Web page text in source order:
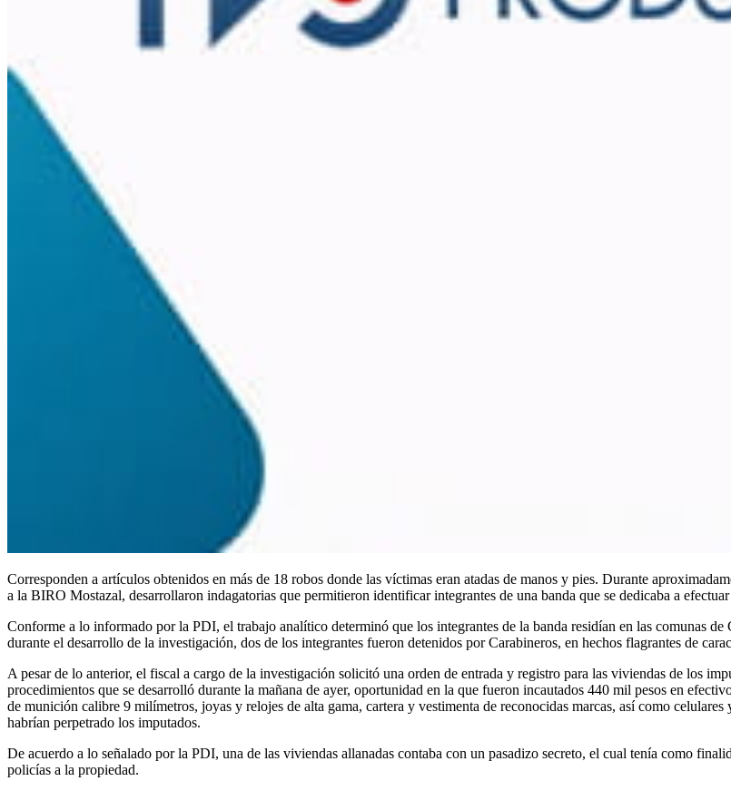
Corresponden a artículos obtenidos en más de 18 robos donde las víctimas eran atadas de manos y pies. Durante
a la BIRO Mostazal, desarrollaron indagatorias que permitieron identificar integrantes de una banda que se dedicaba a
Conforme a lo informado por la PDI, el trabajo analítico determinó que los integrantes de la banda residían en las comunas
durante el desarrollo de la investigación, dos de los integrantes fueron detenidos por Carabineros, en hechos flagrantes de
A pesar de lo anterior, el fiscal a cargo de la investigación solicitó una orden de entrada y registro para las viviendas de los
procedimientos que se desarrolló durante la mañana de ayer, oportunidad en la que fueron incautados 440 mil pesos en
de munición calibre 9 milímetros, joyas y relojes de alta gama, cartera y vestimenta de reconocidas marcas, así como
habrían perpetrado los imputados.
De acuerdo a lo señalado por la PDI, una de las viviendas allanadas contaba con un pasadizo secreto, el cual tenía como
policías a la propiedad.